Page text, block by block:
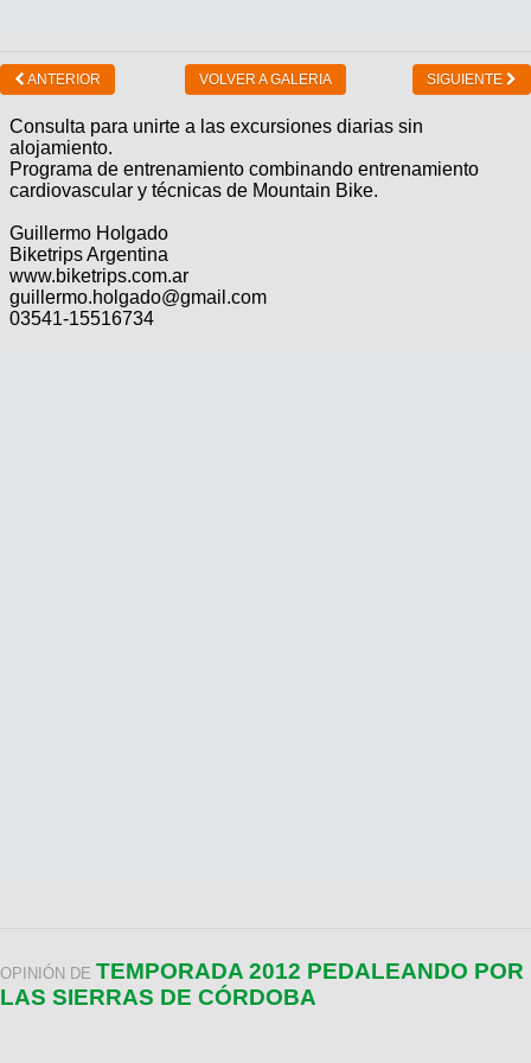
ANTERIOR VOLVER A GALERIA SIGUIENTE
Consulta para unirte a las excursiones diarias sin
alojamiento.
Programa de entrenamiento combinando entrenamiento
cardiovascular y técnicas de Mountain Bike.
Guillermo Holgado
Biketrips Argentina
www.biketrips.com.ar
guillermo.holgado@gmail.com
03541-15516734
OPINIÓN DE TEMPORADA 2012 PEDALEANDO POR
LAS SIERRAS DE CÓRDOBA